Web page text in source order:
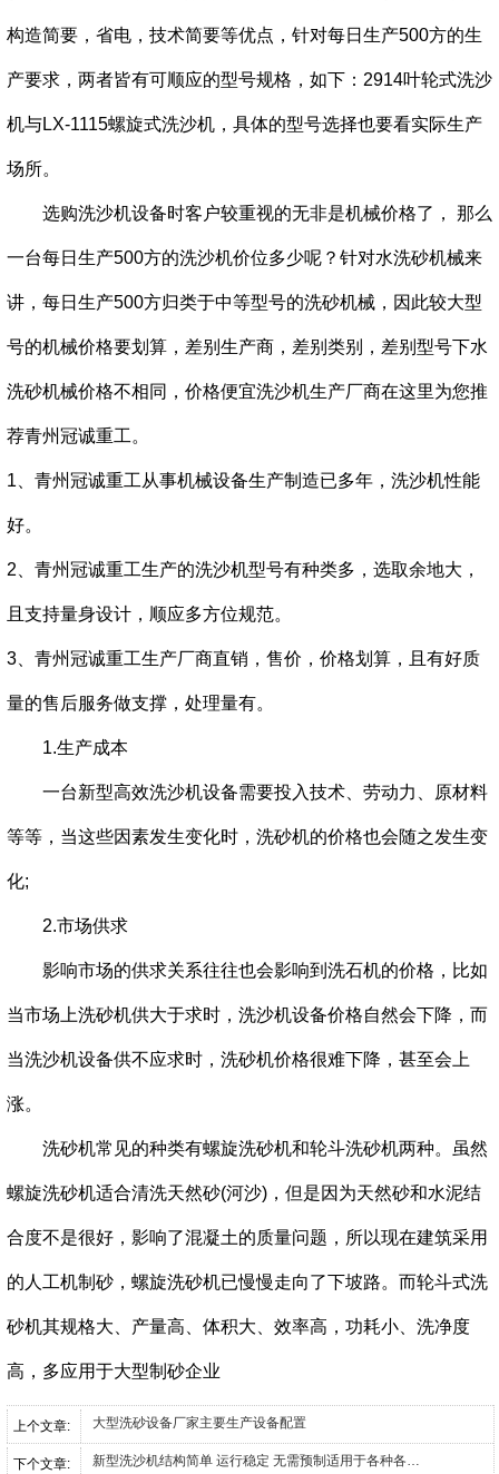
构造简要，省电，技术简要等优点，针对每日生产500方的生
产要求，两者皆有可顺应的型号规格，如下：2914叶轮式洗沙
机与LX-1115螺旋式洗沙机，具体的型号选择也要看实际生产
场所。
选购洗沙机设备时客户较重视的无非是机械价格了， 那么
一台每日生产500方的洗沙机价位多少呢？针对水洗砂机械来
讲，每日生产500方归类于中等型号的洗砂机械，因此较大型
号的机械价格要划算，差别生产商，差别类别，差别型号下水
洗砂机械价格不相同，价格便宜洗沙机生产厂商在这里为您推
荐青州冠诚重工。
1、 青州冠诚重工从事机械设备生产制造已多年，洗沙机性能
好。
2、 青州冠诚重工生产的洗沙机型号有种类多，选取余地大，
且支持量身设计，顺应多方位规范。
3、 青州冠诚重工生产厂商直销，售价，价格划算，且有好质
量的售后服务做支撑，处理量有。
1.生产成本
一台新型高效洗沙机设备需要投入技术、劳动力、原材料
等等，当这些因素发生变化时，洗砂机的价格也会随之发生变
化;
2.市场供求
影响市场的供求关系往往也会影响到洗石机的价格，比如
当市场上洗砂机供大于求时，洗沙机设备价格自然会下降，而
当洗沙机设备供不应求时，洗砂机价格很难下降，甚至会上
涨。
洗砂机常见的种类有螺旋洗砂机和轮斗洗砂机两种。虽然
螺旋洗砂机适合清洗天然砂(河沙)，但是因为天然砂和水泥结
合度不是很好，影响了混凝土的质量问题，所以现在建筑采用
的人工机制砂，螺旋洗砂机已慢慢走向了下坡路。而轮斗式洗
砂机其规格大、产量高、体积大、效率高，功耗小、洗净度
高，多应用于大型制砂企业
上个文章: 大型洗砂设备厂家主要生产设备配置
下个文章: 新型洗沙机结构简单 运行稳定 无需预制适用于各种各样的工作环境